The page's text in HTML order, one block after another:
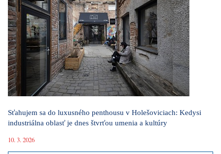
Sťahujem sa do luxusného penthousu v Holešoviciach: Kedysi
industriálna oblasť je dnes štvrťou umenia a kultúry
10. 3. 2026